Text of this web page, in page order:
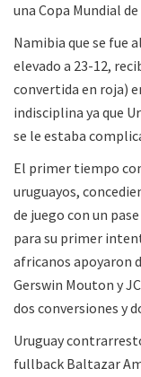
una Copa Mundial de
Namibia que se fue
elevado a 23-12,
convertida en roja)
indisciplina ya que
se le estaba
El primer tiempo
uruguayos,
de juego con un
para su primer
africanos apoyaron
Gerswin Mouton y
dos conversiones y
Uruguay
fullback Baltazar